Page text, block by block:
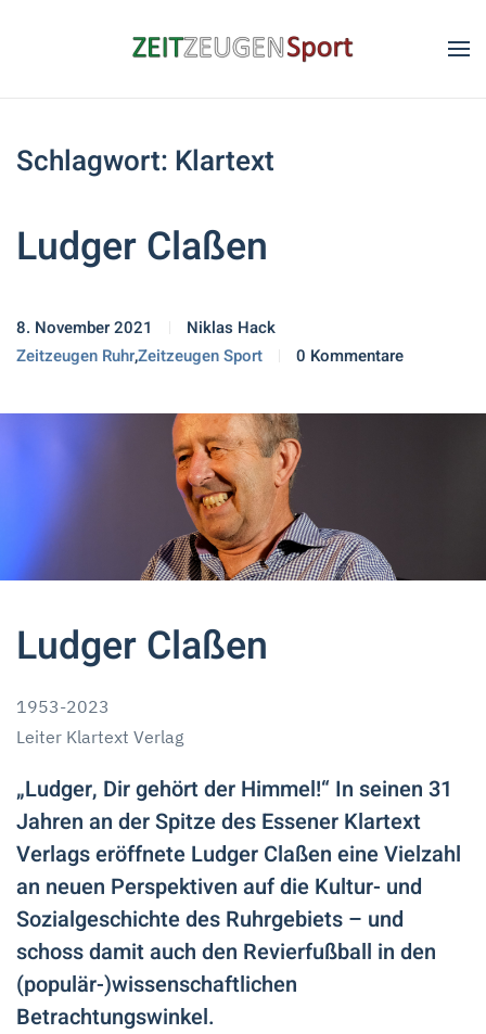
Skip to main content
Schlagwort: Klartext
Ludger Claßen
8. November 2021
Niklas Hack
Zeitzeugen Ruhr,Zeitzeugen Sport 0 Kommentare
Ludger Claßen
1953-2023
Leiter Klartext Verlag
„Ludger, Dir gehört der Himmel!“ In seinen 31
Jahren an der Spitze des Essener Klartext
Verlags eröffnete Ludger Claßen eine Vielzahl
an neuen Perspektiven auf die Kultur- und
Sozialgeschichte des Ruhrgebiets – und
schoss damit auch den Revierfußball in den
(populär-)wissenschaftlichen
Betrachtungswinkel.